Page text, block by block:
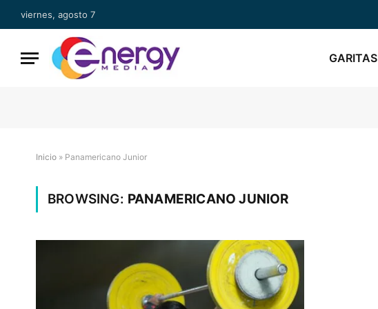
viernes, agosto 7
GARITAS
Inicio » Panamericano Junior
BROWSING: PANAMERICANO JUNIOR